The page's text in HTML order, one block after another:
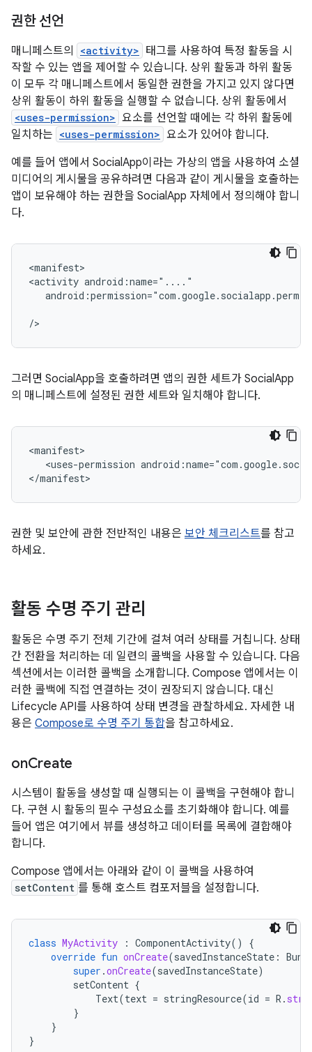
권한 선언
매니페스트의 <activity> 태그를 사용하여 특정 활동을 시
작할 수 있는 앱을 제어할 수 있습니다. 상위 활동과 하위 활동
이 모두 각 매니페스트에서 동일한 권한을 가지고 있지 않다면
상위 활동이 하위 활동을 실행할 수 없습니다. 상위 활동에서
<uses-permission> 요소를 선언할 때에는 각 하위 활동에
일치하는 <uses-permission> 요소가 있어야 합니다.
예를 들어 앱에서 SocialApp이라는 가상의 앱을 사용하여 소셜
미디어의 게시물을 공유하려면 다음과 같이 게시물을 호출하는
앱이 보유해야 하는 권한을 SocialApp 자체에서 정의해야 합니
다.
<manifest>
<activity
그러면 SocialApp을 호출하려면 앱의 권한 세트가 SocialApp
의 매니페스트에 설정된 권한 세트와 일치해야 합니다.
<uses-permission
권한 및 보안에 관한 전반적인 내용은 보안 체크리스트를 참고
하세요.
활동 수명 주기 관리
활동은 수명 주기 전체 기간에 걸쳐 여러 상태를 거칩니다. 상태
간 전환을 처리하는 데 일련의 콜백을 사용할 수 있습니다. 다음
섹션에서는 이러한 콜백을 소개합니다. Compose 앱에서는 이
러한 콜백에 직접 연결하는 것이 권장되지 않습니다. 대신
Lifecycle API를 사용하여 상태 변경을 관찰하세요. 자세한 내
용은 Compose로 수명 주기 통합을 참고하세요.
onCreate
시스템이 활동을 생성할 때 실행되는 이 콜백을 구현해야 합니
다. 구현 시 활동의 필수 구성요소를 초기화해야 합니다. 예를
들어 앱은 여기에서 뷰를 생성하고 데이터를 목록에 결합해야
합니다.
Compose 앱에서는 아래와 같이 이 콜백을 사용하여
setContent 를 통해 호스트 컴포저블을 설정합니다.
class MyActivity : ComponentActivity()
{
override fun onCreate(savedInstanceState :
super .onCreate(savedInstanceState)
setContent {
Text(text = stringResource(id = R .
}
}
}